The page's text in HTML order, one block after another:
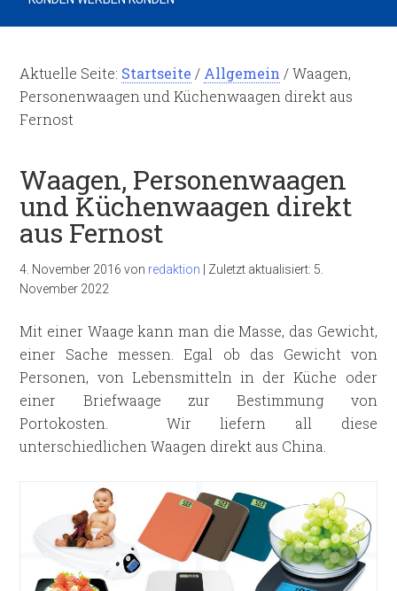
Aktuelle Seite: Startseite / Allgemein /Waagen,
Personenwaagen und Küchenwaagen direkt aus
Fernost
Waagen, Personenwaagen
und Küchenwaagen direkt
aus Fernost
4. November 2016 von redaktion Zuletzt aktualisiert: 5.
November 2022
Mit einer Waage kann man die Masse, das Gewicht,
einer Sache messen. Egal ob das Gewicht von
Personen, von Lebensmitteln in der Küche oder
einer Briefwaage zur Bestimmung von
Portokosten. Wir liefern all diese
unterschiedlichen Waagen direkt aus China.